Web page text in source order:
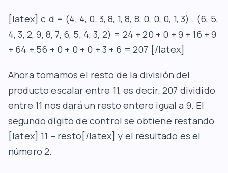
[latex] c.d = (4, 4, 0, 3, 8, 1, 8, 8, 0, 0, 0, 1, 3) . (6, 5,
4, 3, 2, 9, 8, 7, 6, 5, 4, 3, 2) = 24 + 20 + 0 + 9 + 16 + 9
+ 64 + 56 + 0 + 0 + 0 + 3 + 6 = 207 [/latex]
Ahora tomamos el resto de la división del
producto escalar entre 11, es decir, 207 dividido
entre 11 nos dará un resto entero igual a 9. El
segundo dígito de control se obtiene restando
[latex] 11 – resto[/latex] y el resultado es el
número 2.